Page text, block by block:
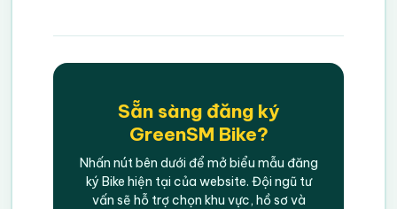
Sẵn sàng đăng ký
GreenSM Bike?
Nhấn nút bên dưới để mở biểu mẫu đăng
ký Bike hiện tại của website. Đội ngũ tư
vấn sẽ hỗ trợ chọn khu vực, hồ sơ và